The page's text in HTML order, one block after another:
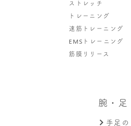
ストレッチ
トレーニング
速筋トレーニング
EMSトレーニング
筋膜リリース
腕・足
手足